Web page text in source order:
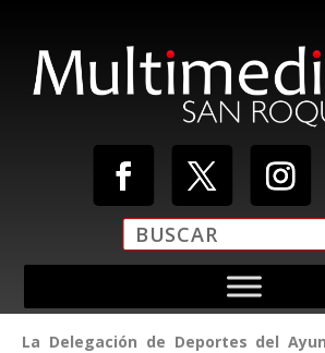
La Delegación de Deportes del